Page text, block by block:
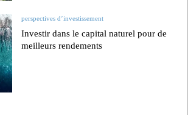
perspectives d’investissement
Investir dans le capital naturel pour de
meilleurs rendements